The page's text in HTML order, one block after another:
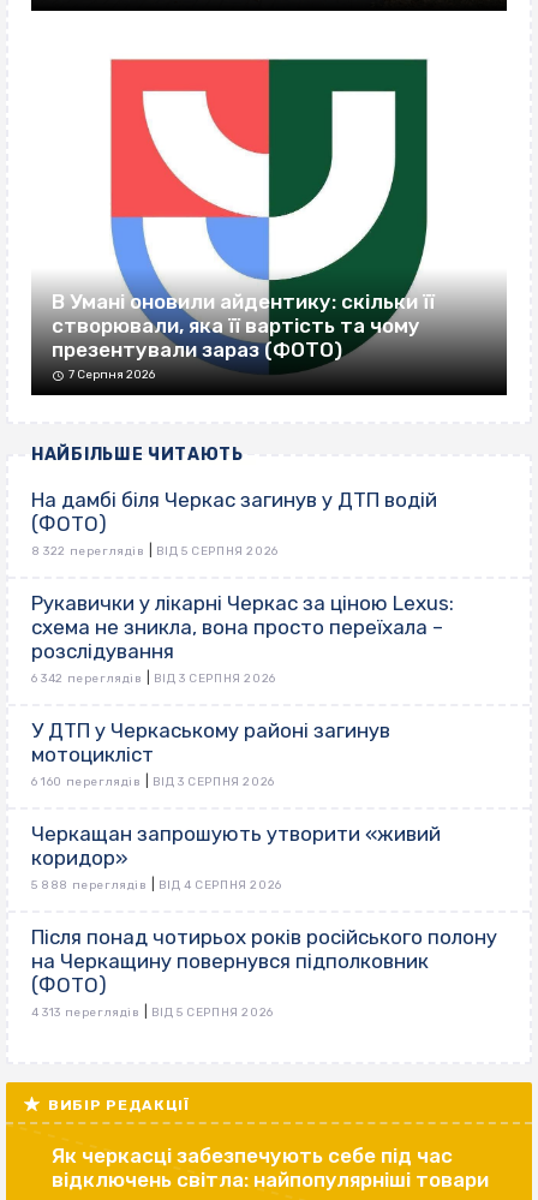
В Умані оновили айдентику: скільки її
створювали, яка її вартість та чому
презентували зараз (ФОТО)
7 Серпня 2026
НАЙБІЛЬШЕ ЧИТАЮТЬ
На дамбі біля Черкас загинув у ДТП водій
(ФОТО)
8 322 переглядів ВІД 5 СЕРПНЯ 2026
Рукавички у лікарні Черкас за ціною Lexus:
схема не зникла, вона просто переїхала –
розслідування
6 342 переглядів ВІД 3 СЕРПНЯ 2026
У ДТП у Черкаському районі загинув
мотоцикліст
6 160 переглядів ВІД 3 СЕРПНЯ 2026
Черкащан запрошують утворити «живий
коридор»
5 888 переглядів ВІД 4 СЕРПНЯ 2026
Після понад чотирьох років російського полону
на Черкащину повернувся підполковник
(ФОТО)
4 313 переглядів ВІД 5 СЕРПНЯ 2026
ВИБІР РЕДАКЦІЇ
Як черкасці забезпечують себе під час
відключень світла: найпопулярніші товари